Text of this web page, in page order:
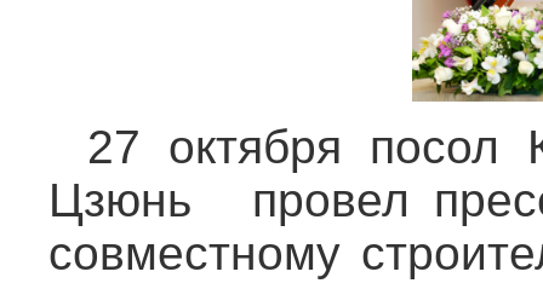
27 октября
Цзюнь провел
совместному